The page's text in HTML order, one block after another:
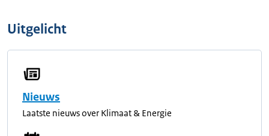
Uitgelicht
Nieuws
Laatste nieuws over Klimaat & Energie